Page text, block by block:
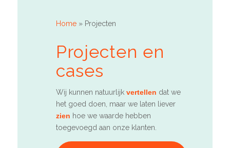
Home» Projecten
Projecten en
cases
Wij kunnen natuurlijk vertellen dat we
het goed doen, maar we laten liever
zien hoe we waarde hebben
toegevoegd aan onze klanten.